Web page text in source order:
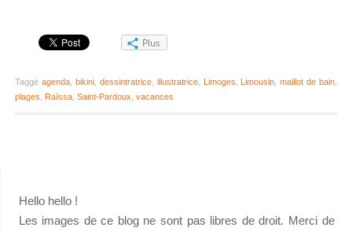
Plus
Taggé agenda, bikini, dessintratrice, illustratrice, Limoges Limousin ,maillot de bain
plages
Raïssa, Saint-Pardoux vacances
Hello hello !
Les images de ce blog ne sont pas libres de droit. Merci de